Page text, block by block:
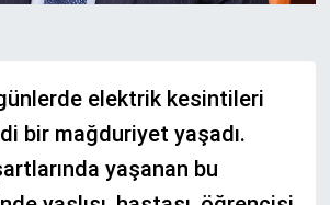
elektrik kesintileri
bir mağduriyet yaşadı.
yaşanan bu